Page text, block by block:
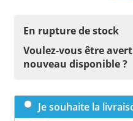
En rupture de stock
Voulez-vous être
nouveau disponible ?
Je souhaite la